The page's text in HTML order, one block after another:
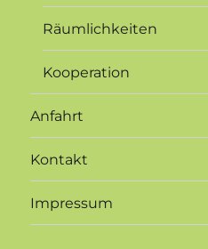
Räumlichkeiten
Kooperation
Anfahrt
Kontakt
Impressum